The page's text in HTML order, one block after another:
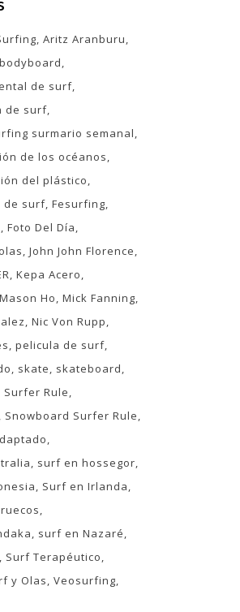
Aritz Aranburu
bodyboard
de surf
de surf
surmario semanal
de los océanos
del plástico
de surf Fesurfing
Foto Del Día
John John Florence
Kepa Acero
Mason Ho Mick Fanning
Nic Von Rupp
pelicula de surf
skate
skateboard
Rule
Snowboard Surfer Rule
surf en hossegor
Surf en Irlanda
surf en Nazaré
Surf Terapéutico
y Olas Veosurfing